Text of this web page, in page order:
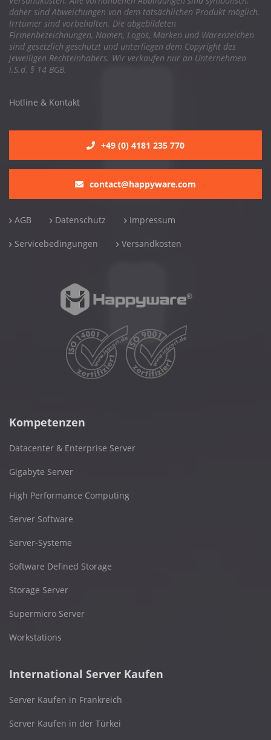
daher sind Abweichungen von dem tatsächlichen Produkt möglich.
Irrtümer sind vorbehalten. Die abgebildeten
Firmenbezeichnungen, Namen, Logos, Marken und Warenzeichen
sind gesetzlich geschützt und unterliegen dem Copyright des
jeweiligen Rechteinhabers. Wir verkaufen nur an Unternehmen
i.S.d. § 14 BGB.
Hotline & Kontakt
+49 (0) 4181 235 770
contact@happyware.com
AGB Datenschutz Impressum
Servicebedingungen Versandkosten
Kompetenzen
Datacenter & Enterprise Server
Gigabyte Server
High Performance Computing
Server Software
Server-Systeme
Software Defined Storage
Storage Server
Supermicro Server
Workstations
International Server Kaufen
Server Kaufen in Frankreich
Server Kaufen in der Türkei